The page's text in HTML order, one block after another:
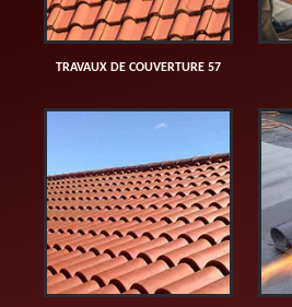
TRAVAUX DE COUVERTURE 57